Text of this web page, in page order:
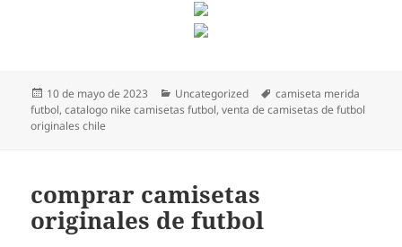
Publicado
el
10 de mayo de 2023 Categorías
Uncategorized Etiquetas
camiseta merida
futbol,catalogo nike camisetas futbol,venta de camisetas de futbol
originales chile
comprar camisetas
originales de futbol